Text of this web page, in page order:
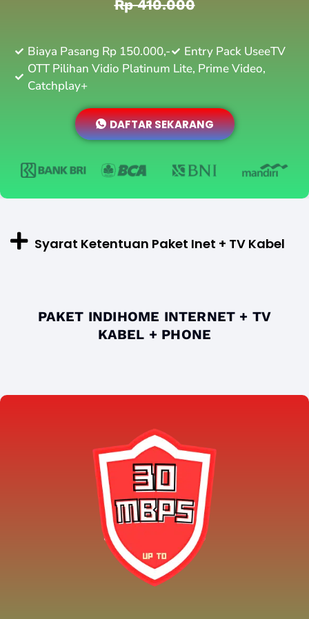
Rp 410.000
Biaya Pasang Rp 150.000,-
Entry Pack UseeTV
OTT Pilihan Vidio Platinum Lite, Prime Video,
Catchplay+
DAFTAR SEKARANG
Syarat Ketentuan Paket Inet + TV Kabel
PAKET INDIHOME INTERNET + TV
KABEL + PHONE